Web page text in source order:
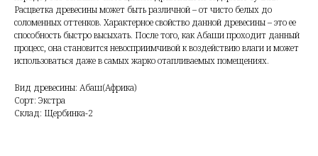
Расцветка древесины может быть различной – от чисто белых до
соломенных оттенков. Характерное свойство данной древесины – это ее
способность быстро высыхать. После того, как Абаши проходит данный
процесс, она становится невосприимчивой к воздействию влаги и может
использоваться даже в самых жарко отапливаемых помещениях.
Вид древесины: Абаш(Африка)
Сорт: Экстра
Склад: Щербинка-2